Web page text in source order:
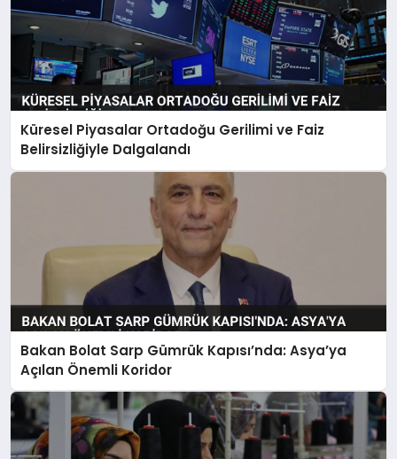
Küresel Piyasalar Ortadoğu Gerilimi ve Faiz
Belirsizliğiyle Dalgalandı
Bakan Bolat Sarp Gümrük Kapısı’nda: Asya’ya
Açılan Önemli Koridor